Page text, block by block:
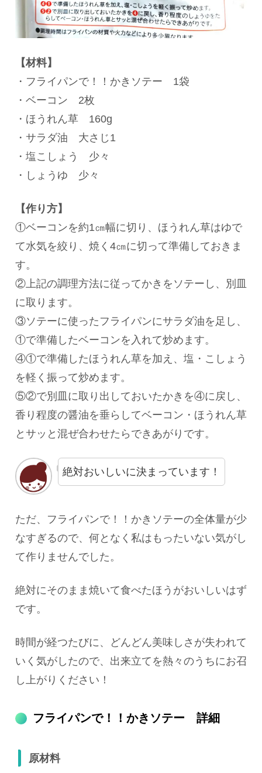
【材料】
・フライパンで！！かきソテー 1袋
・ベーコン 2枚
・ほうれん草 160g
・サラダ油 大さじ1
・塩こしょう 少々
・しょうゆ 少々
【作り方】
①ベーコンを約1㎝幅に切り、ほうれん草はゆで
て水気を絞り、焼く4㎝に切って準備しておきま
す。
②上記の調理方法に従ってかきをソテーし、別皿
に取ります。
③ソテーに使ったフライパンにサラダ油を足し、
①で準備したベーコンを入れて炒めます。
④①で準備したほうれん草を加え、塩・こしょう
を軽く振って炒めます。
⑤②で別皿に取り出しておいたかきを④に戻し、
香り程度の醤油を垂らしてベーコン・ほうれん草
とサッと混ぜ合わせたらできあがりです。
絶対おいしいに決まっています！
ただ、フライパンで！！かきソテーの全体量が少
なすぎるので、何となく私はもったいない気がし
て作りませんでした。
絶対にそのまま焼いて食べたほうがおいしいはず
です。
時間が経つたびに、どんどん美味しさが失われて
いく気がしたので、出来立てを熱々のうちにお召
し上がりください！
フライパンで！！かきソテー 詳細
原材料